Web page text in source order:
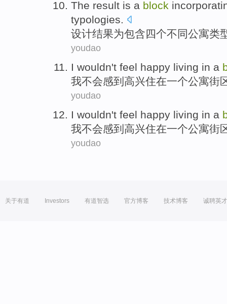
The result is a block
typologies.
设计结果为包含四个不同公寓类
youdao
I wouldn't feel happy living in a
我不会感到 高兴住在一个公寓街
youdao
I wouldn't feel happy living in a
我不会感到 高兴住在一个公寓街
youdao
关于有道 Investors 有道智选 官方博客 技术博客 诚聘英才